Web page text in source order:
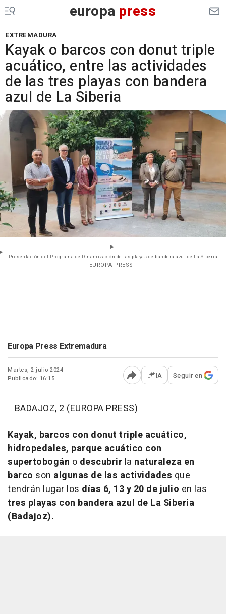
europa press
EXTREMADURA
Kayak o barcos con donut triple
acuático, entre las actividades
de las tres playas con bandera
azul de La Siberia
Presentación del Programa de Dinamización de las playas de bandera azul de La Siberia
- EUROPA PRESS
Europa Press Extremadura
Martes, 2 julio 2024
Publicado: 16:15
Abrir opciones para
IA Seguir en
BADAJOZ, 2 (EUROPA PRESS)
Kayak, barcos con donut triple acuático,
hidropedales, parque acuático con
supertobogán o descubrir la naturaleza en
barco son algunas de las actividades que
tendrán lugar los días 6, 13 y 20 de julio en las
tres playas con bandera azul de La Siberia
(Badajoz).